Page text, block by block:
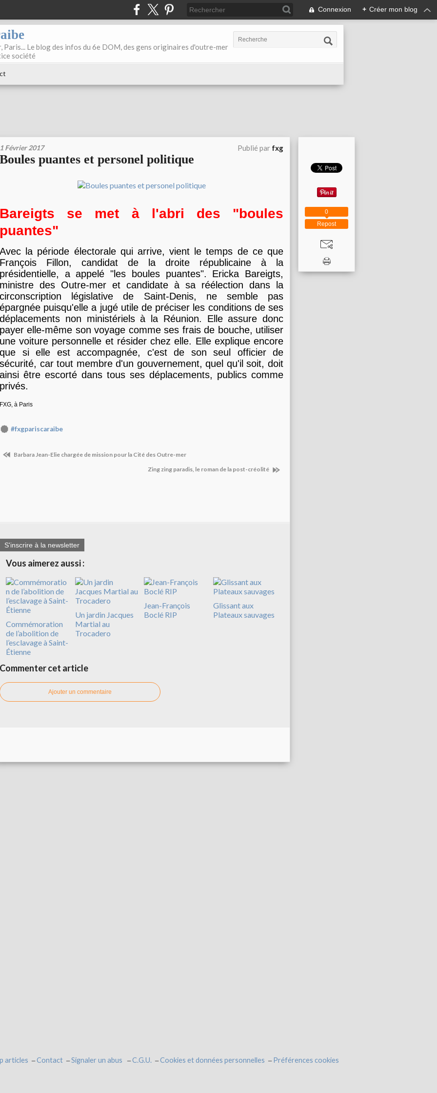
Connexion + Créer mon blog
Paris... Le blog des infos du 6e DOM, des gens originaires d'outre-mer
société
1 Février 2017 Publié par fxg
Boules puantes et personel politique
Bareigts se met à l'abri des "boules
puantes"
Avec la période électorale qui arrive, vient le temps de ce que
François Fillon, candidat de la droite républicaine à la
présidentielle, a appelé "les boules puantes". Ericka Bareigts,
ministre des Outre-mer et candidate à sa réélection dans la
circonscription législative de Saint-Denis, ne semble pas
épargnée puisqu'elle a jugé utile de préciser les conditions de ses
déplacements non ministériels à la Réunion. Elle assure donc
payer elle-même son voyage comme ses frais de bouche, utiliser
une voiture personnelle et résider chez elle. Elle explique encore
que si elle est accompagnée, c'est de son seul officier de
sécurité, car tout membre d'un gouvernement, quel qu'il soit, doit
ainsi être escorté dans tous ses déplacements, publics comme
privés.
FXG, à Paris
#fxgpariscaraibe
Barbara Jean-Elie chargée de mission pour la Cité des Outre-mer
Zing zing paradis, le roman de la post-créolité
S'inscrire à la newsletter
Vous aimerez aussi :
Commémoration
de l’abolition de
l’esclavage à Saint-
Étienne
Un jardin Jacques
Martial au
Trocadero
Jean-François
Boclé RIP
Glissant aux
Plateaux sauvages
Commenter cet article
Ajouter un commentaire
Repost
0
articles Contact Signaler un abus C.G.U. Cookies et données personnelles Préférences cookies